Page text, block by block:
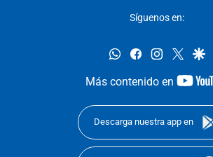
Síguenos en:
whatsappfacebookinstagram
twitter
Más contenido en
Descarga nuestra app en